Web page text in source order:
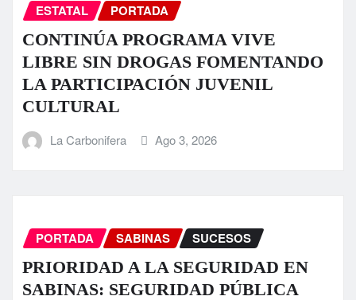
ESTATAL PORTADA
CONTINÚA PROGRAMA VIVE
LIBRE SIN DROGAS FOMENTANDO
LA PARTICIPACIÓN JUVENIL
CULTURAL
La Carbonifera Ago 3, 2026
PORTADA SABINAS SUCESOS
PRIORIDAD A LA SEGURIDAD EN
SABINAS: SEGURIDAD PÚBLICA